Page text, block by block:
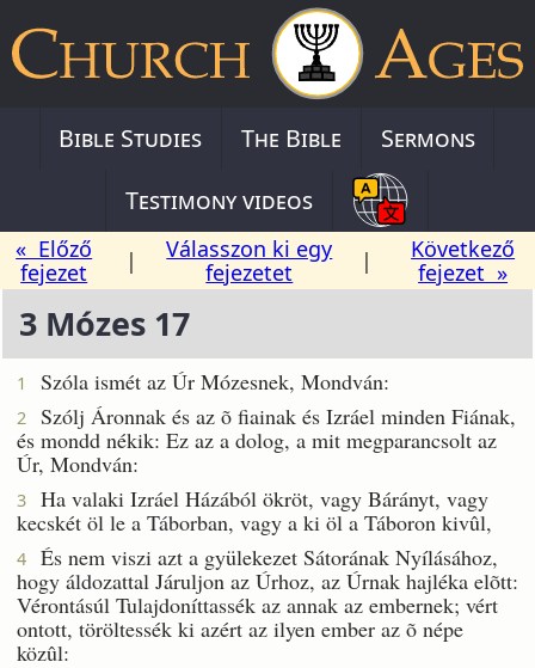
Bible Studies The Bible
Sermons
Testimony videos
« Előző
fejezet
|
Válasszon ki egy
fejezetet
|
Következő
fejezet »
3 Mózes 17
1 Szóla ismét az Úr Mózesnek, Mondván:
2
Szólj Áronnak és az õ fiainak és Izráel minden Fiának,
és mondd nékik: Ez az a dolog, a mit megparancsolt az
Úr, Mondván:
3
Ha valaki Izráel Házából ökröt, vagy Bárányt, vagy
kecskét öl le a Táborban, vagy a ki öl a Táboron kivûl,
4
És nem viszi azt a gyülekezet Sátorának Nyílásához,
hogy áldozattal Járuljon az Úrhoz, az Úrnak hajléka elõtt:
Vérontásúl Tulajdoníttassék az annak az embernek; vért
ontott, töröltessék ki azért az ilyen ember az õ népe
közûl: